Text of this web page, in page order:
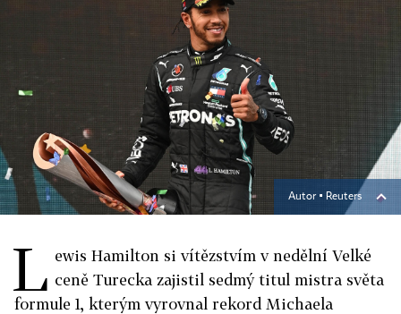
Autor ▪ Reuters
L ewis Hamilton si vítězstvím v nedělní Velké
ceně Turecka zajistil sedmý titul mistra světa
formule 1, kterým vyrovnal rekord Michaela